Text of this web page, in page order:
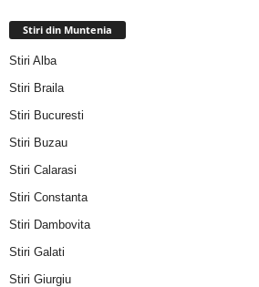
Stiri din Muntenia
Stiri Alba
Stiri Braila
Stiri Bucuresti
Stiri Buzau
Stiri Calarasi
Stiri Constanta
Stiri Dambovita
Stiri Galati
Stiri Giurgiu